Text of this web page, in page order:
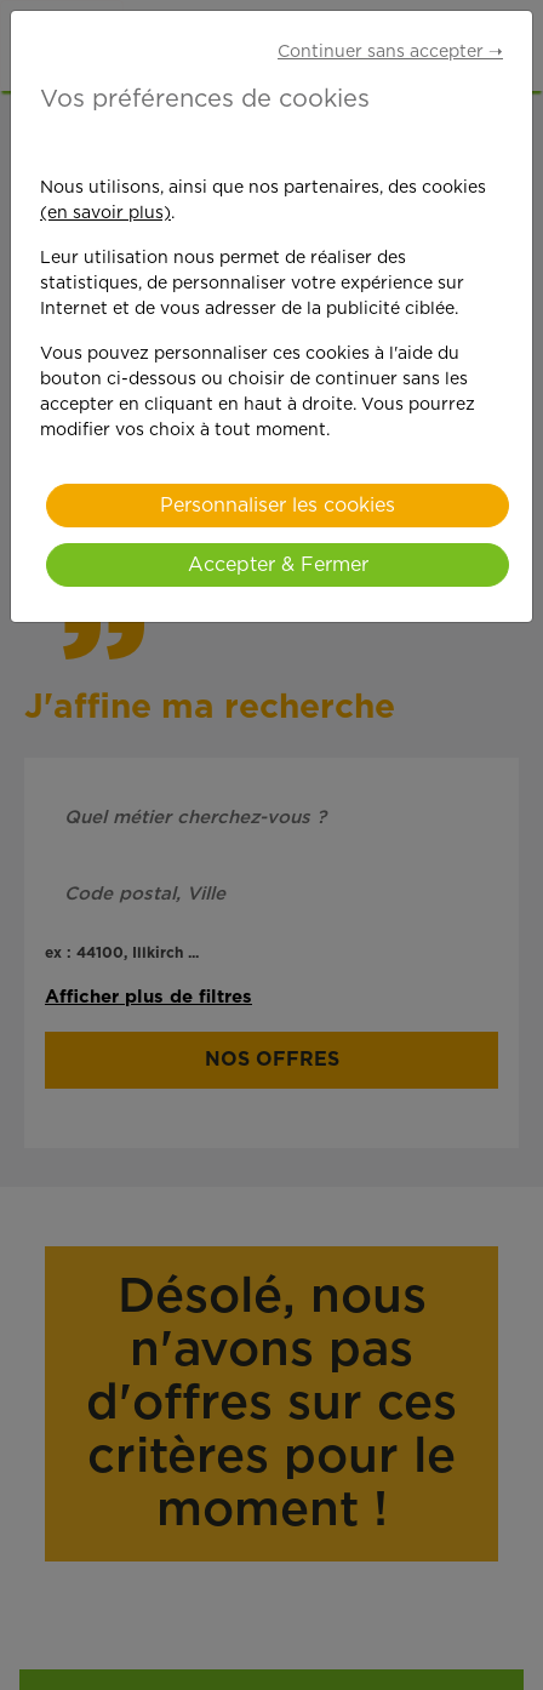
On est toujours plus
performant
quand on y met du
cœur !
J'affine ma recherche
ex : 44100, Illkirch ...
Afficher plus de filtres
NOS OFFRES
Désolé, nous
n'avons pas
d'offres sur ces
critères pour le
moment !
Continuer sans accepter ➝
Vos préférences de cookies
Nous utilisons, ainsi que nos partenaires, des cookies
(en savoir plus).
Leur utilisation nous permet de réaliser des
statistiques, de personnaliser votre expérience sur
Internet et de vous adresser de la publicité ciblée.
Vous pouvez personnaliser ces cookies à l'aide du
bouton ci-dessous ou choisir de continuer sans les
accepter en cliquant en haut à droite. Vous pourrez
modifier vos choix à tout moment.
Personnaliser les cookies
Accepter & Fermer